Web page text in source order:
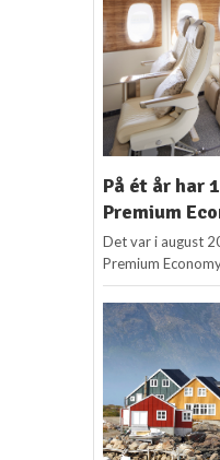
På ét år har
Premium
Det var i august
Premium